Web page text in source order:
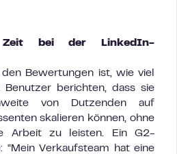
Zeit bei der LinkedIn-
Bewertungen ist, wie viel
Benutzer berichten, dass sie
von Dutzenden auf
skalieren können, ohne
Arbeit zu leisten. Ein G2-
“Mein Verkaufsteam hat eine